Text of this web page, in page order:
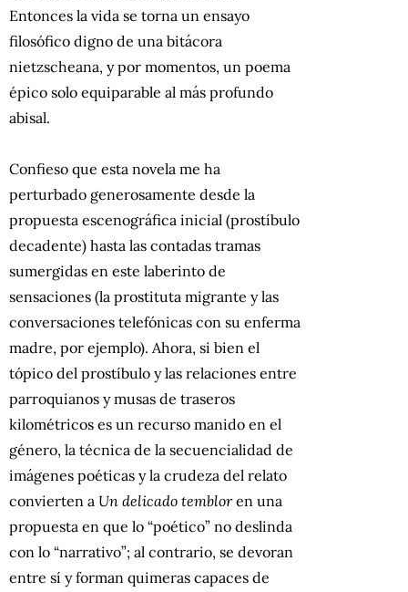
Entonces la vida se torna un ensayo
filosófico digno de una bitácora
nietzscheana, y por momentos, un poema
épico solo equiparable al más profundo
abisal.
Confieso que esta novela me ha
perturbado generosamente desde la
propuesta escenográfica inicial (prostíbulo
decadente) hasta las contadas tramas
sumergidas en este laberinto de
sensaciones (la prostituta migrante y las
conversaciones telefónicas con su enferma
madre, por ejemplo). Ahora, si bien el
tópico del prostíbulo y las relaciones entre
parroquianos y musas de traseros
kilométricos es un recurso manido en el
género, la técnica de la secuencialidad de
imágenes poéticas y la crudeza del relato
convierten a Un delicado tembloren una
propuesta en que lo “poético” no deslinda
con lo “narrativo”; al contrario, se devoran
entre sí y forman quimeras capaces de